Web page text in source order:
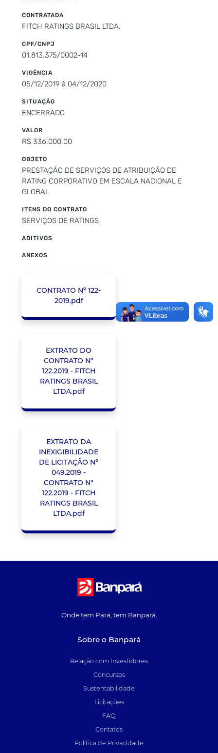
CONTRATADA
FITCH RATINGS BRASIL LTDA.
CPF/CNPJ
01.813.375/0002-14
VIGÊNCIA
05/12/2019 à 04/12/2020
SITUAÇÃO
ENCERRADO
VALOR
R$ 336.000,00
OBJETO
PRESTAÇÃO DE SERVIÇOS DE ATRIBUIÇÃO DE
RATING CORPORATIVO EM ESCALA NACIONAL E
GLOBAL.
ITENS DO CONTRATO
SERVIÇOS DE RATINGS
ADITIVOS
ANEXOS
CONTRATO Nº 122-
2019.pdf
EXTRATO DO
CONTRATO N°
122.2019 - FITCH
RATINGS BRASIL
LTDA.pdf
EXTRATO DA
INEXIGIBILIDADE
DE LICITAÇÃO N°
049.2019 -
CONTRATO N°
122.2019 - FITCH
RATINGS BRASIL
LTDA.pdf
Onde tem Pará, tem Banpará.
Sobre o Banpará
Relação com Investidores
Concursos
Sustentabilidade
Licitações
FAQ
Contatos
Política de Privacidade